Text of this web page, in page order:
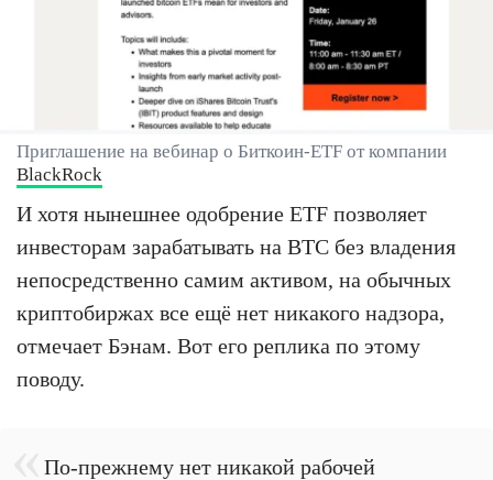
Приглашение на вебинар о Биткоин-ETF от компании
BlackRock
И хотя нынешнее одобрение ETF позволяет
инвесторам зарабатывать на BTC без владения
непосредственно самим активом, на обычных
криптобиржах все ещё нет никакого надзора,
отмечает Бэнам. Вот его реплика по этому
поводу.
По-прежнему нет никакой рабочей